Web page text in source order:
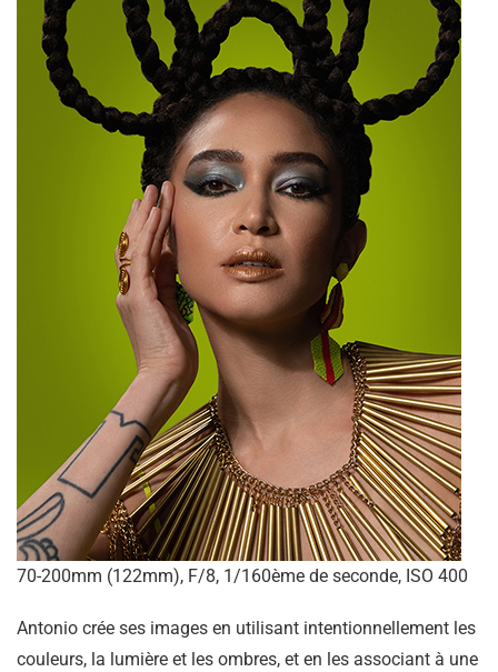
70-200mm (122mm), F/8, 1/160ème de seconde, ISO 400
Antonio crée ses images en utilisant intentionnellement les
couleurs, la lumière et les ombres, et en les associant à une